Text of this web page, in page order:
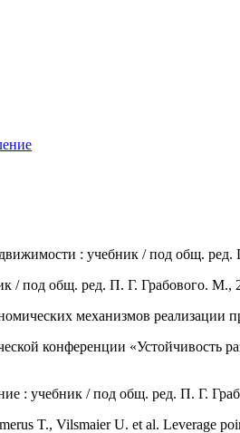
: учебник / под общ.
/ под общ. ред. П. Г. Грабового. М.,
механизмов реализации
конференции «Устойчивость
: учебник / под общ. ред. П. Г.
T., Vilsmaier U. et al. Leverage